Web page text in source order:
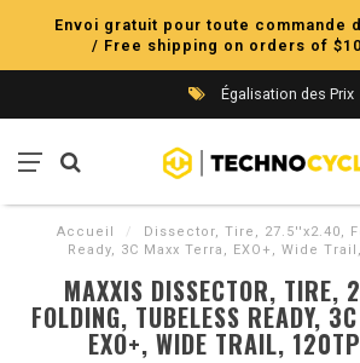
Envoi gratuit pour toute commande
/ Free shipping on orders of
Égalisation des Prix
Accueil /
Dissector, Tire, 27.5''x2.40,
Ready, 3C Maxx Terra, EXO+, Wide
MAXXIS DISSECTOR,
FOLDING, TUBELESS READY,
EXO+, WIDE TRAIL,